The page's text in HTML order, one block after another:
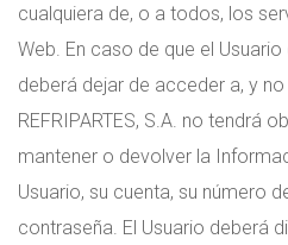
cualquiera de, o a todos, los
Web. En caso de que el
deberá dejar de acceder a, y
REFRIPARTES, S.A. no tendrá
mantener o devolver la
Usuario, su cuenta, su número
contraseña. El Usuario deberá